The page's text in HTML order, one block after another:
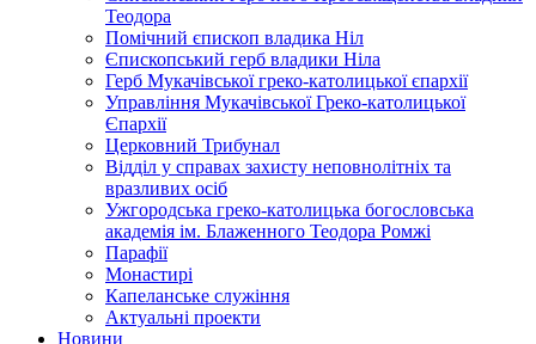
Теодора
Помічний єпископ владика Ніл
Єпископський герб владики Ніла
Герб Мукачівської греко-католицької єпархії
Управління Мукачівської Греко-католицької
Єпархії
Церковний Трибунал
Відділ у справах захисту неповнолітніх та
вразливих осіб
Ужгородська греко-католицька богословська
академія ім. Блаженного Теодора Ромжі
Парафії
Монастирі
Капеланське служіння
Актуальні проекти
Новини